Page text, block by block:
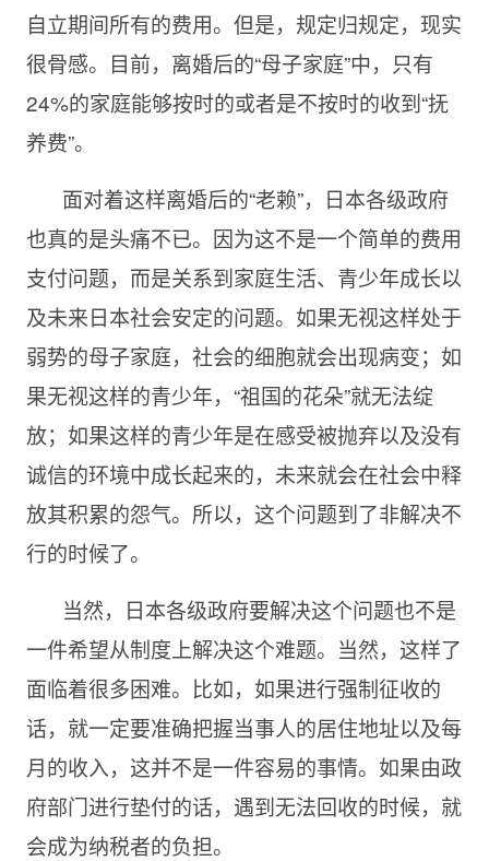
自立期间所有的费用。但是，规定归规定，现实
很骨感。目前，离婚后的“母子家庭”中，只有
24%的家庭能够按时的或者是不按时的收到“抚
养费”。
面对着这样离婚后的“老赖”，日本各级政府
也真的是头痛不已。因为这不是一个简单的费用
支付问题，而是关系到家庭生活、青少年成长以
及未来日本社会安定的问题。如果无视这样处于
弱势的母子家庭，社会的细胞就会出现病变；如
果无视这样的青少年，“祖国的花朵”就无法绽
放；如果这样的青少年是在感受被抛弃以及没有
诚信的环境中成长起来的，未来就会在社会中释
放其积累的怨气。所以，这个问题到了非解决不
行的时候了。
当然，日本各级政府要解决这个问题也不是
一件希望从制度上解决这个难题。当然，这样了
面临着很多困难。比如，如果进行强制征收的
话，就一定要准确把握当事人的居住地址以及每
月的收入，这并不是一件容易的事情。如果由政
府部门进行垫付的话，遇到无法回收的时候，就
会成为纳税者的负担。